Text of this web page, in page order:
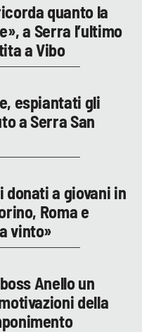
quanto la
a Serra l’ultimo
a Vibo
espiantati gli
a Serra San
donati a giovani in
Roma e
vinto»
Anello un
della